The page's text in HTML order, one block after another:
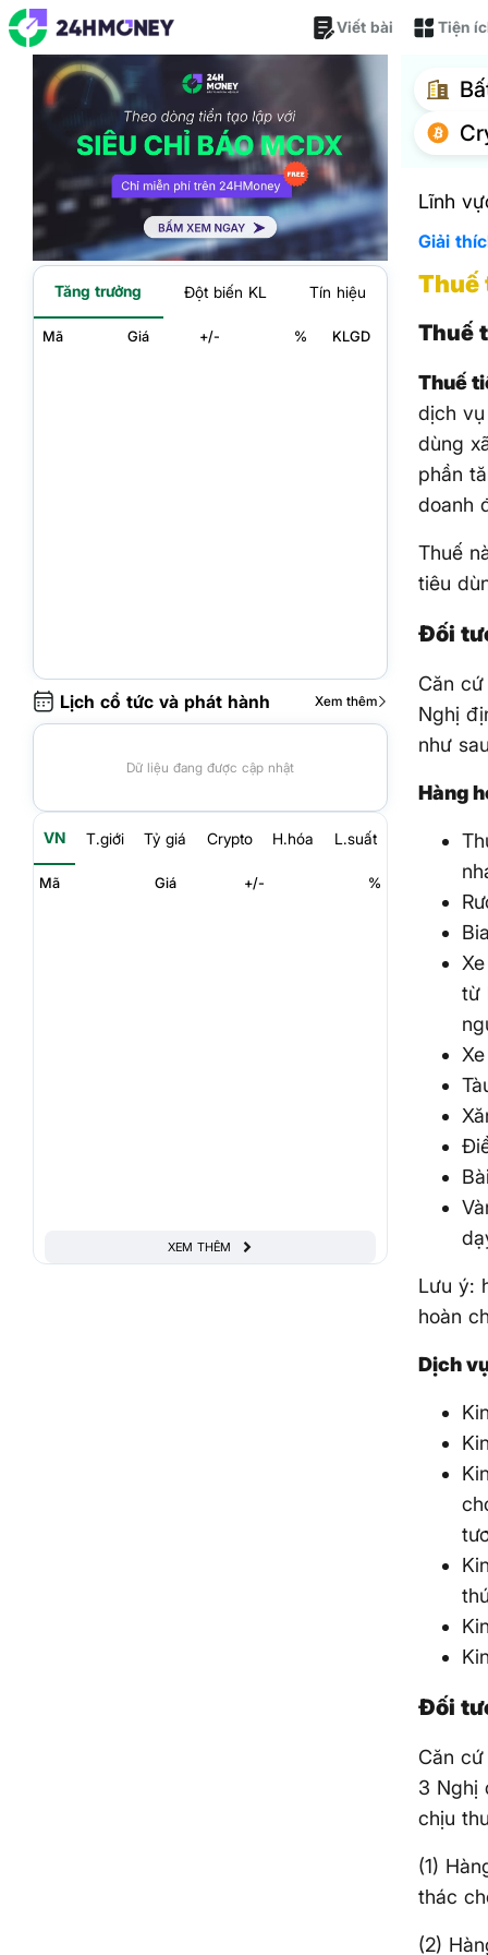
Viết bài Tiện
Tăng trưởng Đột biến KL Tín hiệu
Mã Giá +/- % KLGD
Lịch cổ tức và phát hành Xem thêm
Dữ liệu đang được cập nhật
VN T.giới Tỷ giá Crypto H.hóa L.suất
Mã Giá +/- %
XEM THÊM
Lĩnh
Giải
Thuế
Thuế
Thuế
dịch
dùng
phần
doanh
Thuế
tiêu
Đối
Căn
Nghị
như
Hàng
từ
Lưu ý:
hoàn
Dịch
Đối
Căn
3 Nghị
chịu
(1)
thác
(2)